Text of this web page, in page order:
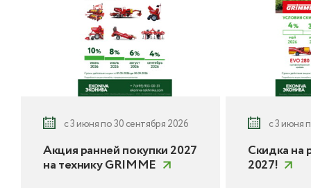
с 3 июня по 30 сентября 2026
Акция ранней покупки 2027
на технику GRIMME
с 3 июня
Скидка на
2027!